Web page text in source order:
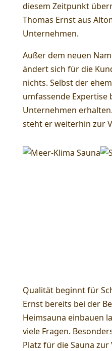
diesem Zeitpunkt
Thomas Ernst aus
Unternehmen.
Außer dem neuen
ändert sich für die
nichts. Selbst der
umfassende Expertise
Unternehmen
steht er weiterhin zur
Qualität beginnt für
Ernst bereits bei der
Heimsauna einbauen
viele Fragen.
Platz für die Sauna